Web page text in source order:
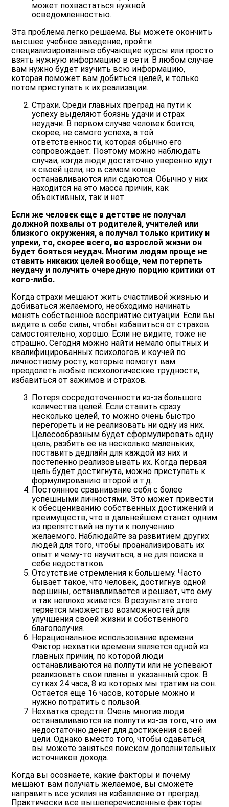
может похвастаться нужной
осведомленностью.
Эта проблема легко решаема. Вы можете окончить
высшее учебное заведение, пройти
специализированные обучающие курсы или просто
взять нужную информацию в сети. В любом случае
вам нужно будет изучить всю информацию,
которая поможет вам добиться целей, и только
потом приступать к их реализации.
Страхи. Среди главных преград на пути к
успеху выделяют боязнь удачи и страх
неудачи. В первом случае человек боится,
скорее, не самого успеха, а той
ответственности, которая обычно его
сопровождает. Поэтому можно наблюдать
случаи, когда люди достаточно уверенно идут
к своей цели, но в самом конце
останавливаются или сдаются. Обычно у них
находится на это масса причин, как
объективных, так и нет.
Если же человек еще в детстве не получал
должной похвалы от родителей, учителей или
близкого окружения, а получал только критику и
упреки, то, скорее всего, во взрослой жизни он
будет бояться неудач. Многим людям проще не
ставить никаких целей вообще, чем потерпеть
неудачу и получить очередную порцию критики от
кого-либо.
Когда страхи мешают жить счастливой жизнью и
добиваться желаемого, необходимо начинать
менять собственное восприятие ситуации. Если вы
видите в себе силы, чтобы избавиться от страхов
самостоятельно, хорошо. Если не видите, тоже не
страшно. Сегодня можно найти немало опытных и
квалифицированных психологов и коучей по
личностному росту, которые помогут вам
преодолеть любые психологические трудности,
избавиться от зажимов и страхов.
Потеря сосредоточенности из-за большого
количества целей. Если ставить сразу
несколько целей, то можно очень быстро
перегореть и не реализовать ни одну из них.
Целесообразным будет сформулировать одну
цель, разбить ее на несколько маленьких,
поставить дедлайн для каждой из них и
постепенно реализовывать их. Когда первая
цель будет достигнута, можно приступать к
формулированию второй и т.д.
Постоянное сравнивание себя с более
успешными личностями. Это может привести
к обесцениванию собственных достижений и
преимуществ, что в дальнейшем станет одним
из препятствий на пути к получению
желаемого. Наблюдайте за развитием других
людей для того, чтобы проанализировать их
опыт и чему-то научиться, а не для поиска в
себе недостатков.
Отсутствие стремления к большему. Часто
бывает такое, что человек, достигнув одной
вершины, останавливается и решает, что ему
и так неплохо живется. В результате этого
теряется множество возможностей для
улучшения своей жизни и собственного
благополучия.
Нерациональное использование времени.
Фактор нехватки времени является одной из
главных причин, по которой люди
останавливаются на полпути или не успевают
реализовать свои планы в указанный срок. В
сутках 24 часа, 8 из которых мы тратим на сон.
Остается еще 16 часов, которые можно и
нужно потратить с пользой.
Нехватка средств. Очень многие люди
останавливаются на полпути из-за того, что им
недостаточно денег для достижения своей
цели. Однако вместо того, чтобы сдаваться,
вы можете заняться поиском дополнительных
источников дохода.
Когда вы осознаете, какие факторы и почему
мешают вам получать желаемое, вы сможете
направить все усилия на избавление от преград.
Практически все вышеперечисленные факторы